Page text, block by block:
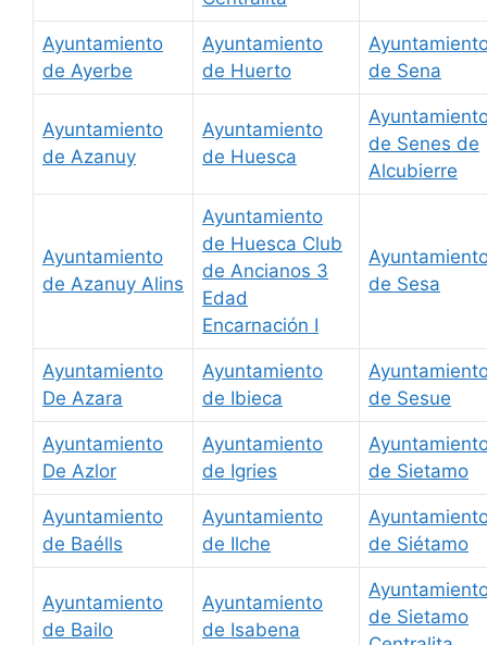
Ayuntamiento
de Ayerbe
Ayuntamiento
de Huerto
de Sena
Ayuntamiento
de Azanuy
Ayuntamiento
de Huesca
de Senes de
Alcubierre
Ayuntamiento
de Azanuy Alins
Ayuntamiento
de Huesca Club
de Ancianos 3
Edad
Encarnación I
de Sesa
Ayuntamiento
De Azara
Ayuntamiento
de Ibieca
de Sesue
Ayuntamiento
De Azlor
Ayuntamiento
de Igries
de Sietamo
Ayuntamiento
de Baélls
Ayuntamiento
de Ilche
de Siétamo
Ayuntamiento
de Bailo
Ayuntamiento
de Isabena
de Sietamo